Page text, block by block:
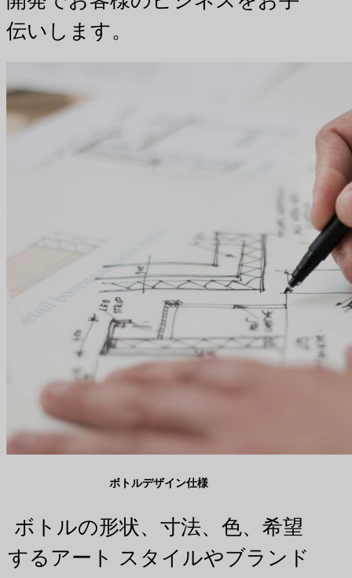
伝いします。
ボトルデザイン仕様
ボトルの形状、寸法、色、希望
するアート スタイルやブランド